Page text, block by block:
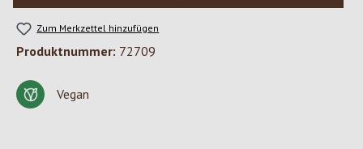
Zum Merkzettel hinzufügen
Produktnummer: 72709
Vegan